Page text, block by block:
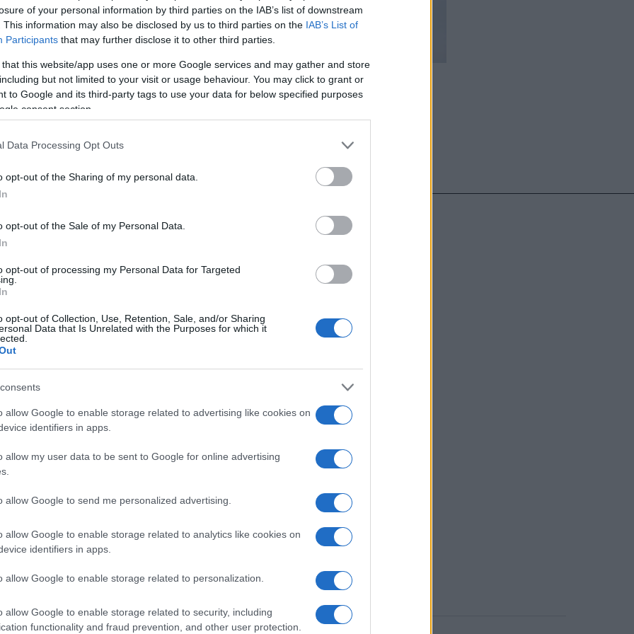
of your personal information by third parties on the IAB’s list of downstream
This information may also be disclosed by us to third parties on the IAB’s List of
Participants that may further disclose it to other third parties.
that this website/app uses one or more Google services and may gather and store
but not limited to your visit or usage behaviour. You may click to grant or
to Google and its third-party tags to use your data for below specified purposes
consent section.
Data Processing Opt Outs
opt-out of the Sharing of my personal data.
opt-out of the Sale of my Personal Data.
opt-out of processing my Personal Data for Targeted
opt-out of Collection, Use, Retention, Sale, and/or Sharing
Data that Is Unrelated with the Purposes for which it
allow Google to enable storage related to advertising like cookies on
identifiers in apps.
allow my user data to be sent to Google for online advertising
allow Google to send me personalized advertising.
allow Google to enable storage related to analytics like cookies on
identifiers in apps.
allow Google to enable storage related to personalization.
allow Google to enable storage related to security, including
functionality and fraud prevention, and other user protection.
σχηματισμός των πέντε αεροσκαφών λίγο πριν το ατύχημα.
και μάθετε πρώτοι όλες τις ειδήσεις.
που δημοσιεύονται στο flight.com.gr εκφράζουν τους συντάκτες τους
Σε αντίθετη περίπτωση θα λαμβάνονται νομικά μέτρα. Ο ιστότοπος
το δικαίωμα ελέγχου των σχολίων, τα οποία εκφράζουν μόνο το
τους.